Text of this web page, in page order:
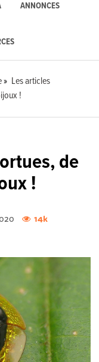
ANNONCES
Les articles
!
de
!
14k